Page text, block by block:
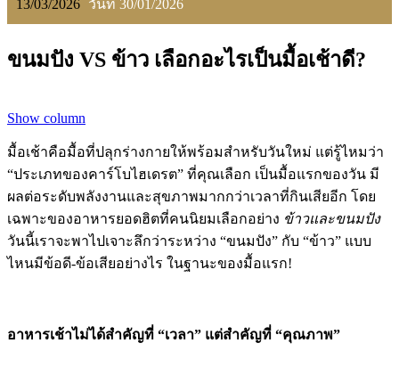
13/03/2026 วันที่ 30/01/2026
ขนมปัง VS ข้าว เลือกอะไรเป็นมื้อเช้าดี?
Show column
มื้อเช้าคือมื้อที่ปลุกร่างกายให้พร้อมสำหรับวันใหม่ แต่รู้ไหมว่า
“ประเภทของคาร์โบไฮเดรต” ที่คุณเลือก เป็นมื้อแรกของวัน มี
ผลต่อระดับพลังงานและสุขภาพมากกว่าเวลาที่กินเสียอีก โดย
เฉพาะของอาหารยอดฮิตที่คนนิยมเลือกอย่าง ข้าวและขนมปัง
วันนี้เราจะพาไปเจาะลึกว่าระหว่าง “ขนมปัง” กับ “ข้าว” แบบ
ไหนมีข้อดี-ข้อเสียอย่างไร ในฐานะของมื้อแรก!
อาหารเช้าไม่ได้สำคัญที่ “เวลา” แต่สำคัญที่ “คุณภาพ”